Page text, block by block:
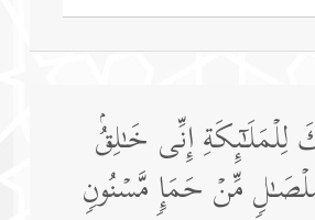
لِلۡمَلَـٰۤىِٕكَةِ إِنِّی خَـٰلِقُۢ
مِّنۡ حَمَإࣲ مَّسۡنُونࣲ